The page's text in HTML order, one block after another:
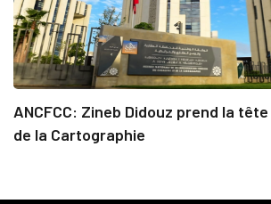
ANCFCC: Zineb Didouz prend la
de la Cartographie